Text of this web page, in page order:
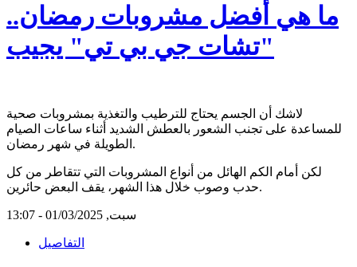
ما هي أفضل مشروبات رمضان..
"تشات جي بي تي" يجيب
لاشك أن الجسم يحتاج للترطيب والتغذية بمشروبات صحية
للمساعدة على تجنب الشعور بالعطش الشديد أثناء ساعات الصيام
الطويلة في شهر رمضان.
لكن أمام الكم الهائل من أنواع المشروبات التي تتقاطر من كل
حدب وصوب خلال هذا الشهر، يقف البعض حائرين.
سبت, 01/03/2025 - 13:07
التفاصيل